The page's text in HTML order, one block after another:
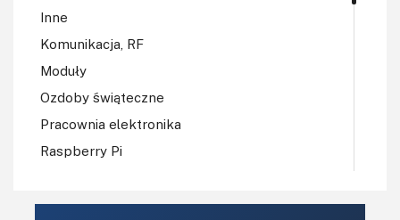
Inne
Komunikacja, RF
Moduły
Ozdoby świąteczne
Pracownia elektronika
Raspberry Pi
Robotyka